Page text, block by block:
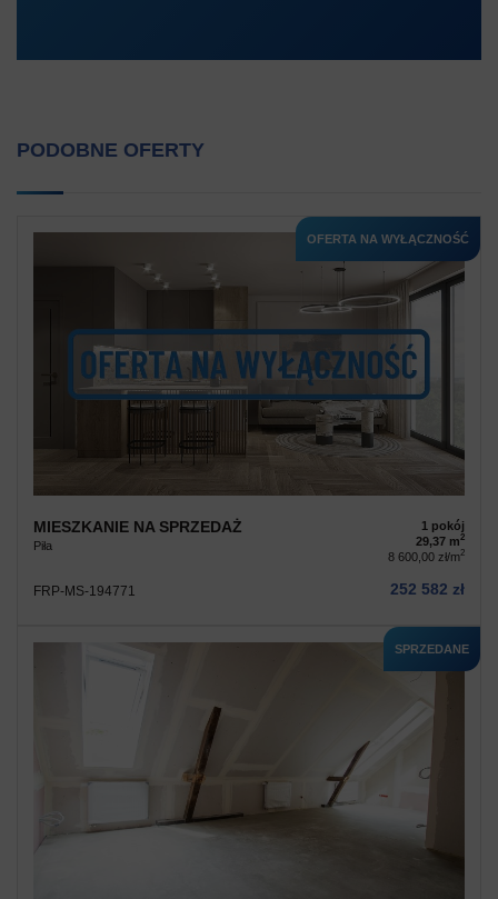
PODOBNE OFERTY
OFERTA NA WYŁĄCZNOŚĆ
MIESZKANIE NA SPRZEDAŻ
Piła
1 pokój
29,37 m2
8 600,00 zł/m2
FRP-MS-194771 252 582 zł
SPRZEDANE